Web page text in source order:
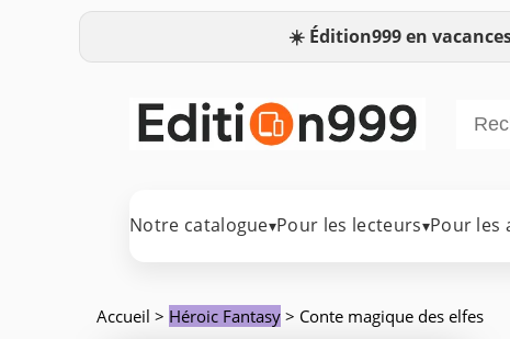
☀️ Édition999 en
Notre catalogue▾Pour les lecteurs▾Pour les
Accueil > Héroic Fantasy > Conte magique des elfes